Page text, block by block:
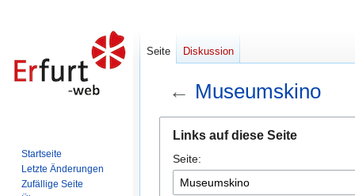
← Museumskino
Navigation
springen
Suche
springen
Links auf diese Seite
Seite:
Seite Diskussion
Startseite
Letzte Änderungen
Zufällige Seite